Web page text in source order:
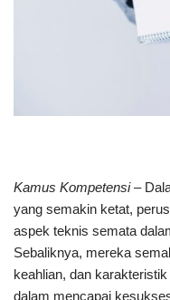
Kamus Kompetensi–
yang semakin ketat,
aspek teknis semata
Sebaliknya, mereka
keahlian, dan
dalam mencapai